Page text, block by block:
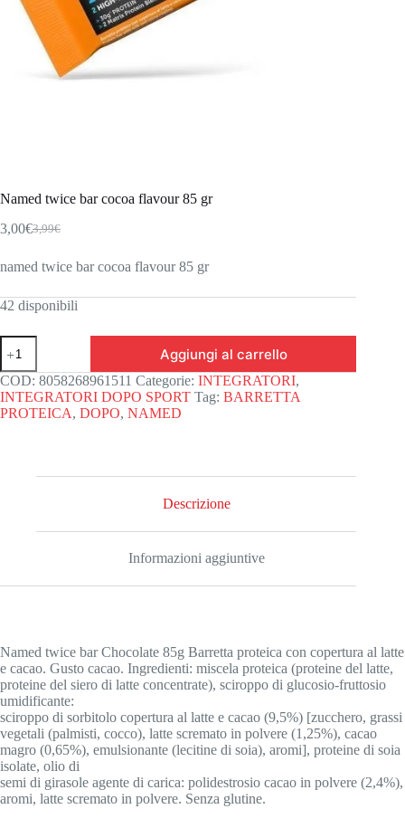
Named twice bar cocoa flavour 85 gr
3,99€
Il
originale
3,99€.
3,00€Il
attuale
3,00€.
named twice bar cocoa flavour 85 gr
42 disponibili
Named
twice
bar
cocoa
flavour
85
Aggiungi al carrello
COD: 8058268961511 Categorie: INTEGRATORI,
INTEGRATORI DOPO SPORT Tag: BARRETTA
PROTEICA, DOPO, NAMED
Descrizione
Informazioni aggiuntive
Named twice bar Chocolate 85g Barretta proteica con copertura al latte
e cacao. Gusto cacao. Ingredienti: miscela proteica (proteine del latte,
proteine del siero di latte concentrate), sciroppo di glucosio-fruttosio
umidificante:
sciroppo di sorbitolo copertura al latte e cacao (9,5%) [zucchero, grassi
vegetali (palmisti, cocco), latte scremato in polvere (1,25%), cacao
magro (0,65%), emulsionante (lecitine di soia), aromi], proteine di soia
isolate, olio di
semi di girasole agente di carica: polidestrosio cacao in polvere (2,4%),
aromi, latte scremato in polvere. Senza glutine.